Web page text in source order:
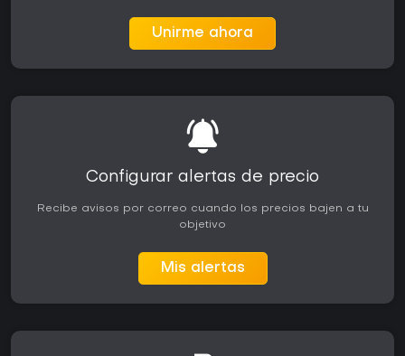
Unirme ahora
Configurar alertas de precio
Recibe avisos por correo cuando los precios bajen a tu
objetivo
Mis alertas